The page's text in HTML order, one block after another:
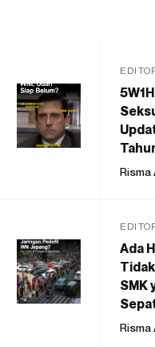
Risma
Ada
SMK
Risma